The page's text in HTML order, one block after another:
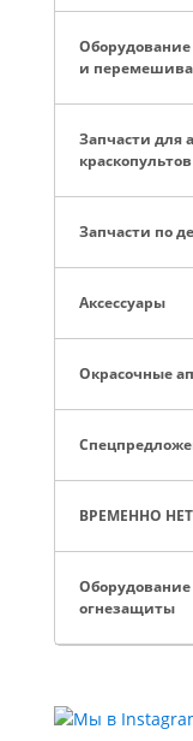
и
Запчасти для
краскопультов
Запчасти по
Аксессуары
Окрасочные
ВРЕМЕННО
огнезащиты